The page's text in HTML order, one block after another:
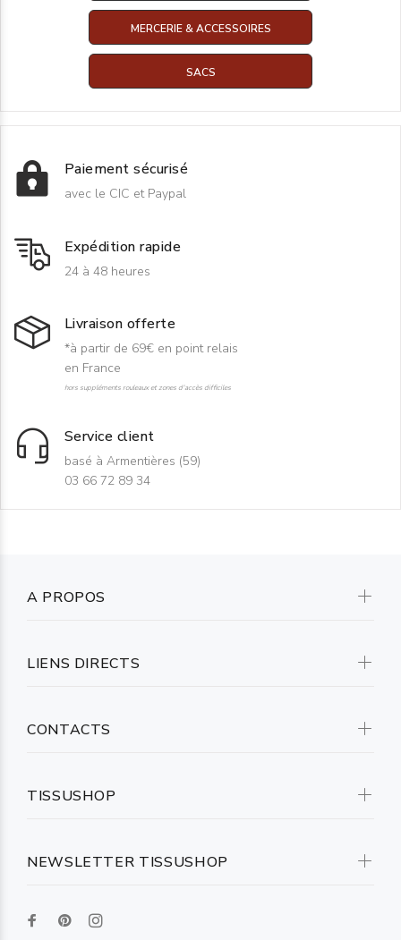
MERCERIE & ACCESSOIRES
SACS
Paiement sécurisé
avec le CIC et Paypal
Expédition rapide
24 à 48 heures
Livraison offerte
*à partir de 69€ en point relais
en France
hors suppléments rouleaux et zones d'accès difficiles
Service client
basé à Armentières (59)
03 66 72 89 34
NEWSLETTER TISSUSHOP
A PROPOS
LIENS DIRECTS
CONTACTS
TISSUSHOP